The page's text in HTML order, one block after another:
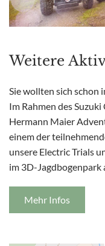
Weitere
Sie wollten sich schon
Im Rahmen des
Hermann Maier
einem der
unsere Electric Trials
im 3D-Jagdbogenpark
Mehr Infos